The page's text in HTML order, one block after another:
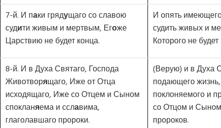
7-й. И паки грядущаго со славою
судити живым и мертвым, Егоже
Царствию не будет конца.
И опять
судить живых и
Которого не
8-й. И в Духа Святаго, Господа
Животворящаго, Иже от Отца
исходящаго, Иже со Отцем и Сыном
спокланяема и сславима,
глаголавшаго пророки.
(Верую) и в Духа
подающего
поклоняемого и
со Отцом и
пророков.